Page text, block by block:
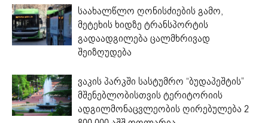
საახალწლო ღონისძიების გამო,
მეტეხის ხიდზე ტრანსპორტის
გადაადგილება ცალმხრივად
შეიზღუდება
ვაკის პარკში სასტუმრო “ბუდაპეშტის”
მშენებლობისთვის ტერიტორიის
ადგილმონაცვლეობის ღირებულება 2